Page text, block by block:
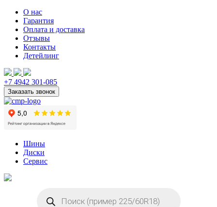
О нас
Гарантия
Оплата и доставка
Отзывы
Контакты
Детейлинг
+7 4942 301-085
Шины
Диски
Сервис
товаров